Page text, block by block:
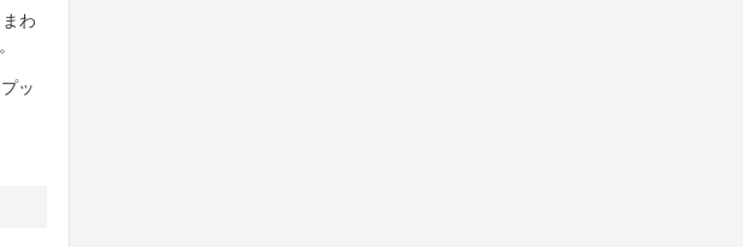
わ
ッ